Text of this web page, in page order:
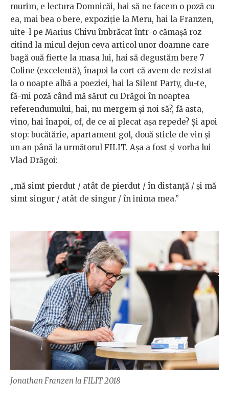
murim, e lectura Domnicăi, hai să ne facem o poză cu
ea, mai bea o bere, expoziție la Meru, hai la Franzen,
uite-l pe Marius Chivu îmbrăcat într-o cămașă roz
citind la micul dejun ceva articol unor doamne care
bagă ouă fierte la masa lui, hai să degustăm bere 7
Coline (excelentă), înapoi la cort că avem de rezistat
la o noapte albă a poeziei, hai la Silent Party, du-te,
fă-mi poză când mă sărut cu Drăgoi în noaptea
referendumului, hai, nu mergem și noi să?, fă asta,
vino, hai înapoi, of, de ce ai plecat așa repede? Și apoi
stop: bucătărie, apartament gol, două sticle de vin și
un an până la următorul FILIT. Așa a fost și vorba lui
Vlad Drăgoi:
„mă simt pierdut / atât de pierdut / în distanță / și mă
simt singur / atât de singur / în inima mea.”
Jonathan Franzen la FILIT 2018